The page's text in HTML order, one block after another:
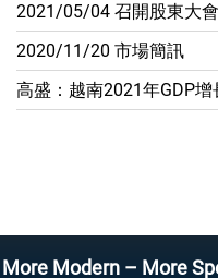
2021/05/04 召開股東大會
2020/11/20 市場簡訊
高盛：越南2021年GDP增​​
– More Speed –